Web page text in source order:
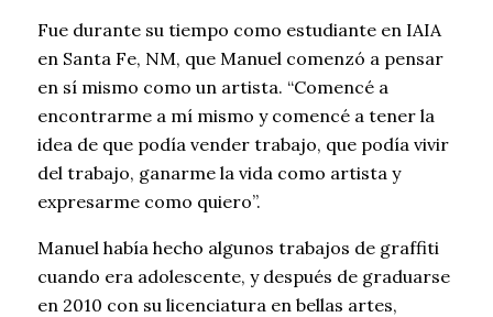
Fue durante su tiempo como estudiante en IAIA
en Santa Fe, NM, que Manuel comenzó a pensar
en sí mismo como un artista. “Comencé a
encontrarme a mí mismo y comencé a tener la
idea de que podía vender trabajo, que podía vivir
del trabajo, ganarme la vida como artista y
expresarme como quiero”.
Manuel había hecho algunos trabajos de graffiti
cuando era adolescente, y después de graduarse
en 2010 con su licenciatura en bellas artes,